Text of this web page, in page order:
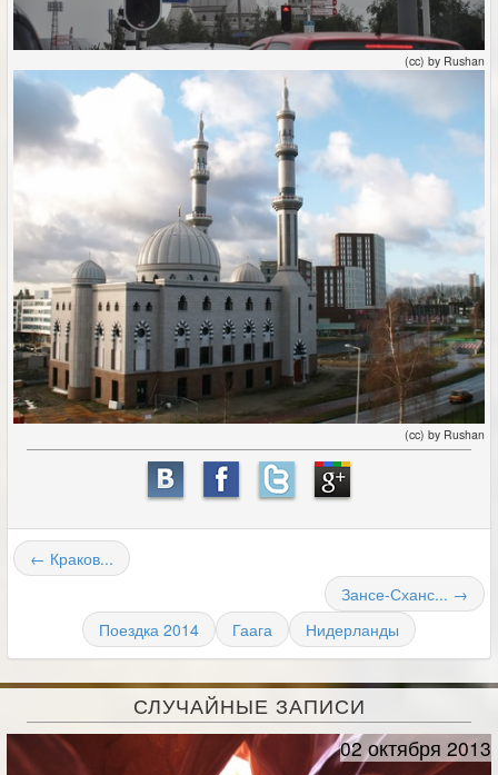
(cc) by Rushan
(cc) by Rushan
← Краков...
Зансе-Сханс... →
Поездка 2014
Гаага Нидерланды
СЛУЧАЙНЫЕ ЗАПИСИ
02 октября 2013